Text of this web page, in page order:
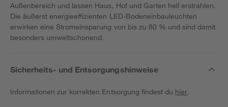
Außenbereich und lassen Haus, Hof und Garten hell erstrahlen.
Die äußerst energieeffizienten LED-Bodeneinbauleuchten
erwirken eine Stromeinsparung von bis zu 80 % und sind damit
besonders umweltschonend.
Sicherheits- und Entsorgungshinweise
Informationen zur korrekten Entsorgung findest du hier.